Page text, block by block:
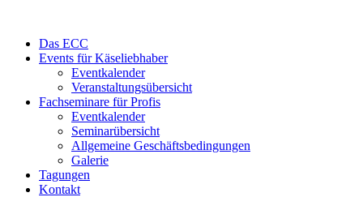
Das ECC
Events für Käseliebhaber
Eventkalender
Veranstaltungsübersicht
Fachseminare für Profis
Eventkalender
Seminarübersicht
Allgemeine Geschäftsbedingungen
Galerie
Tagungen
Kontakt